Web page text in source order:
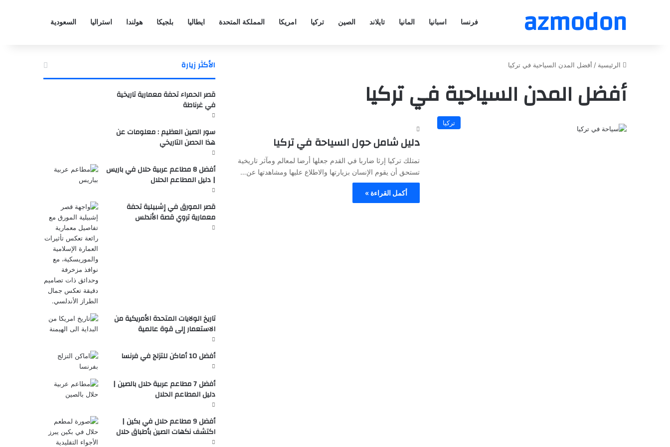
azmodon فرنسا اسبانيا المانيا تايلاند الصين تركيا امريكا المملكة المتحدة ايطاليا بلجيكا هولندا استراليا السعودية
الرئيسية / أفضل المدن السياحية في تركيا
أفضل المدن السياحية في تركيا
تركيا
دليل شامل حول السياحة في تركيا
تمتلك تركيا إرثا ضاربا في القدم جعلها أرضا لمعالم ومآثر تاريخية
تستحق أن يقوم الإنسان بزيارتها والاطلاع عليها ومشاهدتها عن…
أكمل القراءة »
الأكثر زيارة
قصر الحمراء تحفة معمارية تاريخية
في غرناطة
سور الصين العظيم : معلومات عن
هذا الحصن التاريخي
أفضل 8 مطاعم عربية حلال في باريس
| دليل المطاعم الحلال
قصر المورق في إشبيلية تحفة
معمارية تروي قصة الأندلس
تاريخ الولايات المتحدة الأمريكية من
الاستعمار إلى قوة عالمية
أفضل 10 أماكن للتزلج في فرنسا
أفضل 7 مطاعم عربية حلال بالصين |
دليل المطاعم الحلال
أفضل 9 مطاعم حلال في بكين |
اكتشف نكهات الصين بأطباق حلال